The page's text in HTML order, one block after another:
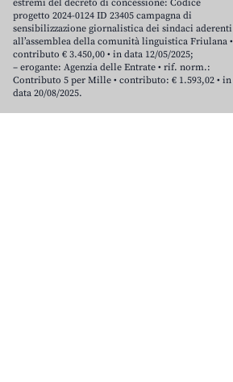
estremi del decreto di concessione: Codice
progetto 2024-0124 ID 23405 campagna di
sensibilizzazione giornalistica dei sindaci aderenti
all’assemblea della comunità linguistica Friulana •
contributo € 3.450,00 • in data 12/05/2025;
– erogante: Agenzia delle Entrate • rif. norm.:
Contributo 5 per Mille • contributo: € 1.593,02 • in
data 20/08/2025.